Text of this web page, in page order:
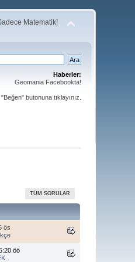
Matematik!
Haberler:
Geomania Facebookta!
butonuna tıklayınız.
TÜM SORULAR
ös
öö